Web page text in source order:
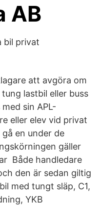
AB
bil privat
att avgöra om
lastbil eller buss
sin APL-
eller elev vid privat
en under de
gäller
Både handledare
den är sedan giltig
med tungt släp, C1,
YKB